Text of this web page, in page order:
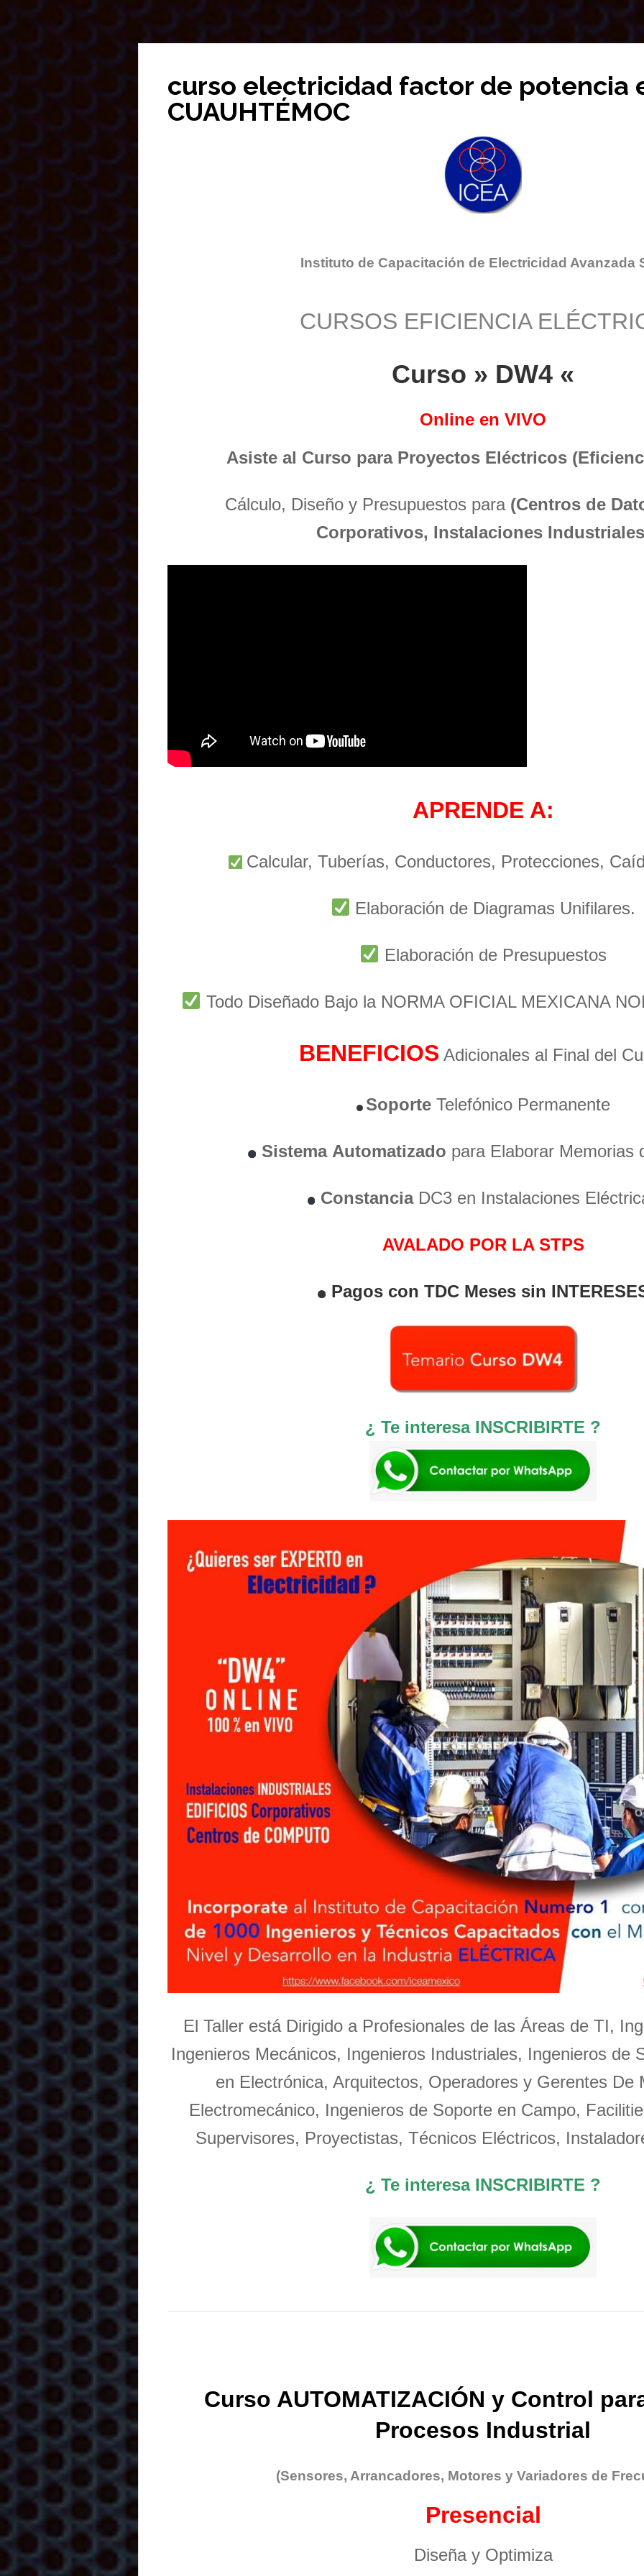
curso electricidad factor de potencia
CUAUHTÉMOC
Instituto de Capacitación de Electricidad Avanzada
CURSOS EFICIENCIA
Curso » DW4 «
Online en VIVO
Asiste al Curso para Proyectos Eléctricos
Cálculo, Diseño y Presupuestos para (Centros de
Corporativos, Instalaciones
APRENDE A:
Calcular, Tuberías, Conductores, Protecciones,
Elaboración de Diagramas Unifilares.
Elaboración de Presupuestos
Todo Diseñado Bajo la NORMA OFICIAL MEXICANA
BENEFICIOS Adicionales al Final del
Soporte Telefónico Permanente
Sistema Automatizado para Elaborar Memorias
ConstanciaDC3 en Instalaciones
AVALADO POR LA STPS
Pagos con TDC Meses sin
¿ Te interesa INSCRIBIRTE ?
El Taller está Dirigido a Profesionales de las Áreas de TI,
Ingenieros Mecánicos, Ingenieros Industriales, Ingenieros de
en Electrónica, Arquitectos, Operadores y Gerentes De
Electromecánico, Ingenieros de Soporte en Campo,
Supervisores, Proyectistas, Técnicos Eléctricos,
¿ Te interesa INSCRIBIRTE ?
Curso AUTOMATIZACIÓN y Control
Procesos Industrial
(Sensores, Arrancadores, Motores y Variadores de
Presencial
Diseña y Optimiza